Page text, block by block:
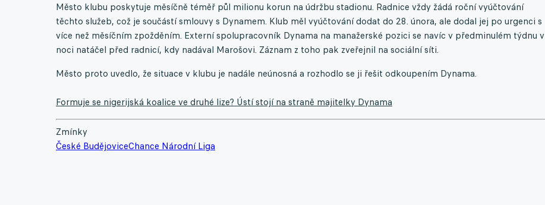
Město klubu poskytuje měsíčně téměř půl milionu korun na údržbu stadionu. Radnice vždy žádá roční vyúčtování
těchto služeb, což je součástí smlouvy s Dynamem. Klub měl vyúčtování dodat do 28. února, ale dodal jej po urgenci s
více než měsíčním zpožděním. Externí spolupracovník Dynama na manažerské pozici se navíc v předminulém týdnu v
noci natáčel před radnicí, kdy nadával Marošovi. Záznam z toho pak zveřejnil na sociální síti.
Město proto uvedlo, že situace v klubu je nadále neúnosná a rozhodlo se ji řešit odkoupením Dynama.
Formuje se nigerijská koalice ve druhé lize? Ústí stojí na straně majitelky Dynama
Zmínky
České BudějoviceChance Národní Liga